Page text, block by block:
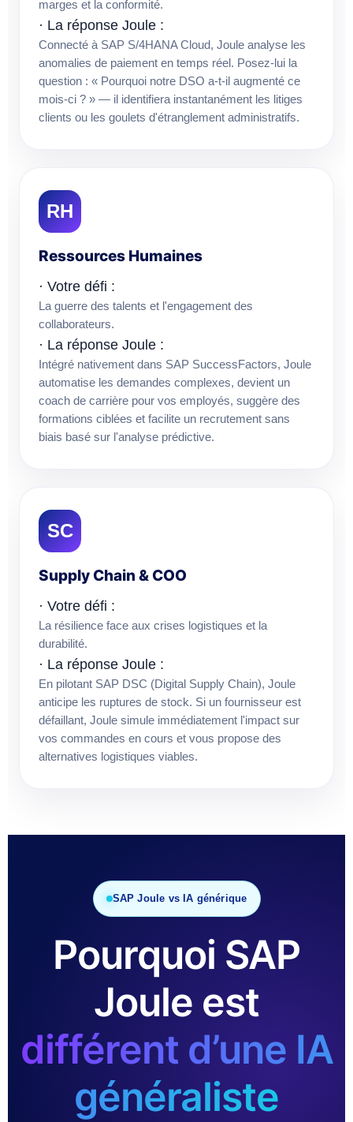
marges et la conformité.
· La réponse Joule :
Connecté à SAP S/4HANA Cloud, Joule analyse les
anomalies de paiement en temps réel. Posez-lui la
question : « Pourquoi notre DSO a-t-il augmenté ce
mois-ci ? » — il identifiera instantanément les litiges
clients ou les goulets d'étranglement administratifs.
RH
Ressources Humaines
· Votre défi :
La guerre des talents et l'engagement des
collaborateurs.
· La réponse Joule :
Intégré nativement dans SAP SuccessFactors, Joule
automatise les demandes complexes, devient un
coach de carrière pour vos employés, suggère des
formations ciblées et facilite un recrutement sans
biais basé sur l'analyse prédictive.
SC
Supply Chain & COO
· Votre défi :
La résilience face aux crises logistiques et la
durabilité.
· La réponse Joule :
En pilotant SAP DSC (Digital Supply Chain), Joule
anticipe les ruptures de stock. Si un fournisseur est
défaillant, Joule simule immédiatement l'impact sur
vos commandes en cours et vous propose des
alternatives logistiques viables.
SAP Joule vs IA générique
Pourquoi SAP
Joule est
différent d’une IA
généraliste